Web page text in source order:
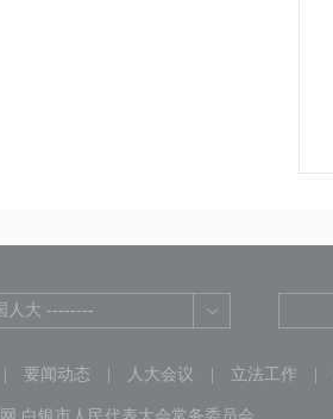
人大 --------
要闻动态 人大会议 立法工作